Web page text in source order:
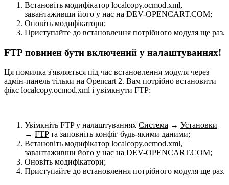
Встановіть модифікатор localcopy.ocmod.xml,
завантаживши його у нас на DEV-OPENCART.COM;
Оновіть модифікатори;
Приступайте до встановлення потрібного модуля ще раз.
FTP повинен бути включений у налаштуваннях!
Ця помилка з'являється під час встановлення модуля через
адмін-панель тільки на Opencart 2. Вам потрібно встановити
фікс localcopy.ocmod.xml і увімкнути FTP:
Увімкніть FTP у налаштуваннях Система → Установки
→ FTPта заповніть конфіг будь-якими даними;
Встановіть модифікатор localcopy.ocmod.xml,
завантаживши його у нас на DEV-OPENCART.COM;
Оновіть модифікатори;
Приступайте до встановлення потрібного модуля ще раз.